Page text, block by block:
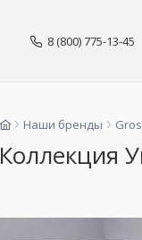
8 (800) 775-13-45
Наши бренды
Коллекция